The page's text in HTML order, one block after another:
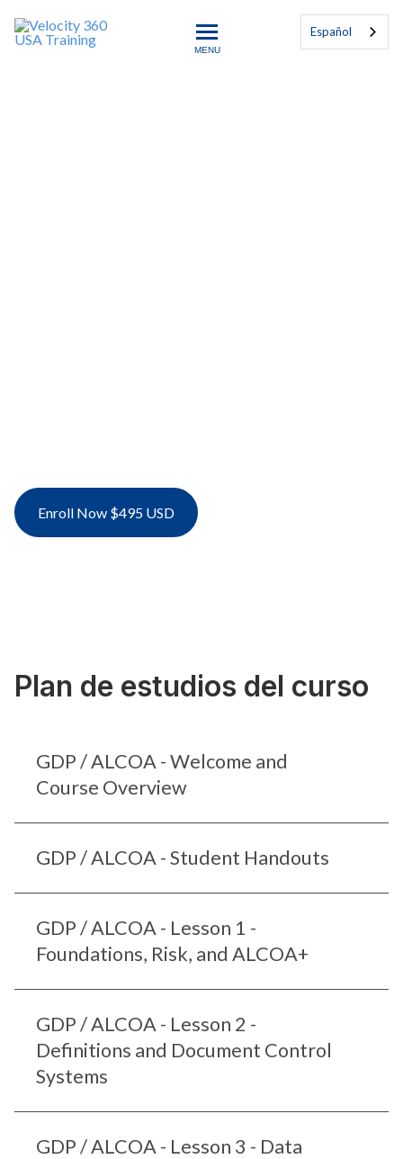
Velocity 360 USA Training
MENU
Español
Enroll Now $495 USD
Plan de estudios del curso
GDP / ALCOA - Welcome and
Course Overview
GDP / ALCOA - Student Handouts
GDP / ALCOA - Lesson 1 -
Foundations, Risk, and ALCOA+
GDP / ALCOA - Lesson 2 -
Definitions and Document Control
Systems
GDP / ALCOA - Lesson 3 - Data